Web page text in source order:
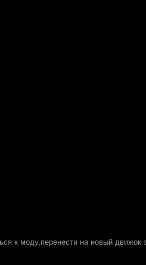
к моду,перенести на новый